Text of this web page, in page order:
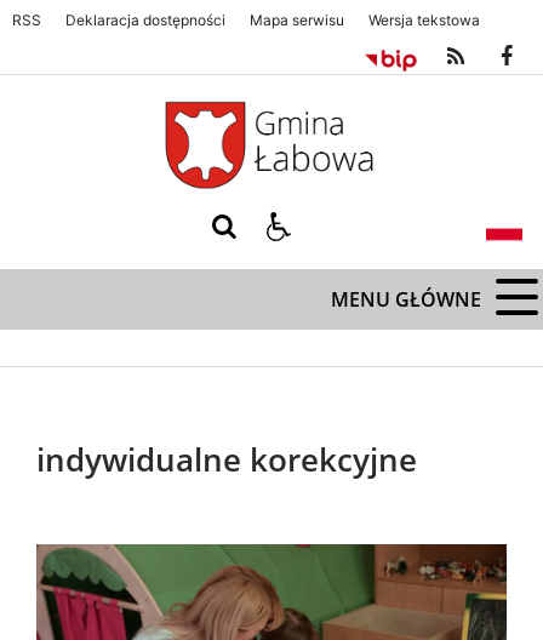
RSS Deklaracja dostępności Mapa serwisu Wersja tekstowa
Gmina Łabowa. Zapraszamy serdecznie
MENU GŁÓWNE
indywidualne korekcyjne
Treść